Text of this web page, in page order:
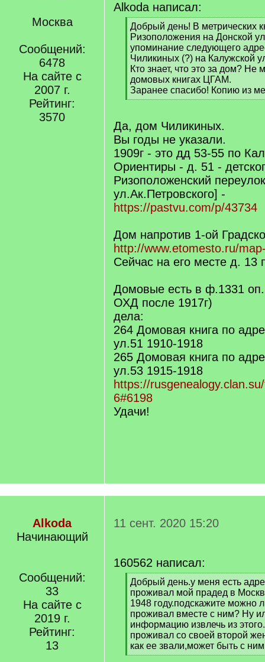
Москва
Сообщений:
6478
На сайте с
2007 г.
Рейтинг:
3570
Alkoda написал:
[
q
]
Добрый день! В метрических
Ризоположения на Донской
упоминание следующего
Чиликиных (?) на Калужской
Кто знает, что это за дом? Не
домовых книгах ЦГАМ.
Заранее спасибо! Копию из
[
]
Да, дом Чиликиных.
Вы годы не указали.
1909г - это дд 53-55 по
Ориентиры - д. 51 -
Ризоположенский
ул.Ак.Петровского] -
https://pastvu.com/p/43734
Дом напротив 1-ой
http://www.etomesto.ru/
Сейчас на его месте д. 13
Домовые есть в ф.1331
ОХД после 1917г)
дела:
264 Домовая книга по
ул.51 1910-1918
265 Домовая книга по
ул.53 1915-1918
https://
6#6198
Удачи!
Alkoda
Начинающий
Сообщений:
33
На сайте с
2019 г.
Рейтинг:
13
11 сент. 2020 15:20
160562 написал:
[
q
]
Добрый день.у меня есть
проживал мой прадед в
1948 году.подскажите можно
проживал вместе с ним? Ну
информацию извлечь из
проживал со своей второй
как ее звали,может быть с
[